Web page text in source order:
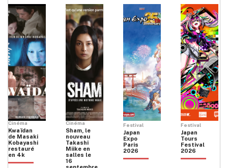
Cinéma
Kwaïdan
de Masaki
Kobayashi
restauré
en 4k
Cinéma
Sham, le
nouveau
Takashi
Miike en
salles le
16
Festival
Japan
Expo
Paris
2026
Festival
Japan
Tours
Festival
2026